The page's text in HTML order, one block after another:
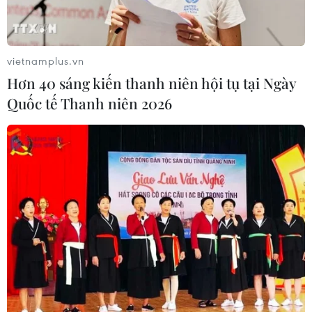
sách giảm thuế tiêu thụ thực phẩm
xuống 1%
05/08/2026 15:30
Xem thêm
CƠ QUAN CHỦ QUẢN: THÔNG TẤN XÃ VIỆT NAM
Tổng Biên tập: TRẦN TIẾN DUẨN
Phó Tổng Biên tập: NGUYỄN THỊ TÁM, KHÚC THANH
THỦY
vietnamplus.vn
Hơn 40 sáng kiến thanh niên hội tụ tại Ngày
Quốc tế Thanh niên 2026